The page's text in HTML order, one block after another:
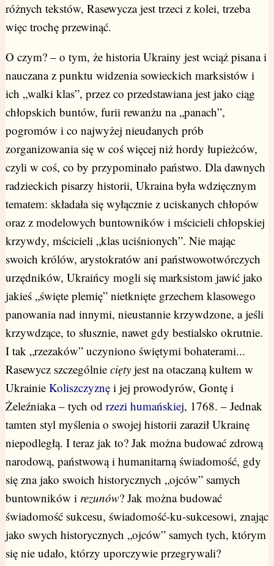
różnych tekstów, Rasewycza jest trzeci z kolei, trzeba
więc trochę przewinąć.
O czym? – o tym, że historia Ukrainy jest wciąż pisana i
nauczana z punktu widzenia sowieckich marksistów i
ich „walki klas”, przez co przedstawiana jest jako ciąg
chłopskich buntów, furii rewanżu na „panach”,
pogromów i co najwyżej nieudanych prób
zorganizowania się w coś więcej niż hordy łupieżców,
czyli w coś, co by przypominało państwo. Dla dawnych
radzieckich pisarzy historii, Ukraina była wdzięcznym
tematem: składała się wyłącznie z uciskanych chłopów
oraz z modelowych buntowników i mścicieli chłopskiej
krzywdy, mścicieli „klas uciśnionych”. Nie mając
swoich królów, arystokratów ani państwowotwórczych
urzędników, Ukraińcy mogli się marksistom jawić jako
jakieś „święte plemię” nietknięte grzechem klasowego
panowania nad innymi, nieustannie krzywdzone, a jeśli
krzywdzące, to słusznie, nawet gdy bestialsko okrutnie.
I tak „rzezaków” uczyniono świętymi bohaterami...
Rasewycz szczególnie ciętyjest na otaczaną kultem w
Ukrainie Koliszczyznęi jej prowodyrów, Gontę i
Żeleźniaka – tych od rzezi humańskiej, 1768. – Jednak
tamten styl myślenia o swojej historii zaraził Ukrainę
niepodległą. I teraz jak to? Jak można budować zdrową
narodową, państwową i humanitarną świadomość, gdy
się zna jako swoich historycznych „ojców” samych
buntowników i rezunów? Jak można budować
świadomość sukcesu, świadomość-ku-sukcesowi, znając
jako swych historycznych „ojców” samych tych, którym
się nie udało, którzy uporczywie przegrywali?